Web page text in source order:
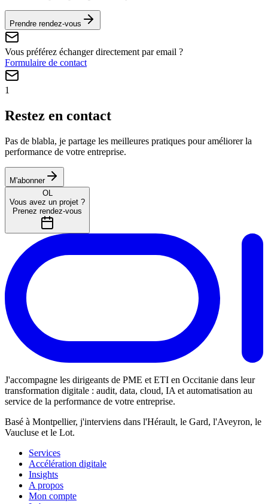
Prendre rendez-vous
Vous préférez échanger directement par email ?
Formulaire de contact
1
Restez en contact
Pas de blabla, je partage les meilleures pratiques pour améliorer la
performance de votre entreprise.
M'abonner
OL
Vous avez un projet ?
Prenez rendez-vous
J'accompagne les dirigeants de PME et ETI en Occitanie dans leur
transformation digitale : audit, data, cloud, IA et automatisation au
service de la performance de votre entreprise.
Basé à Montpellier, j'interviens dans l'Hérault, le Gard, l'Aveyron, le
Vaucluse et le Lot.
Services
Accélération digitale
Insights
A propos
Mon compte